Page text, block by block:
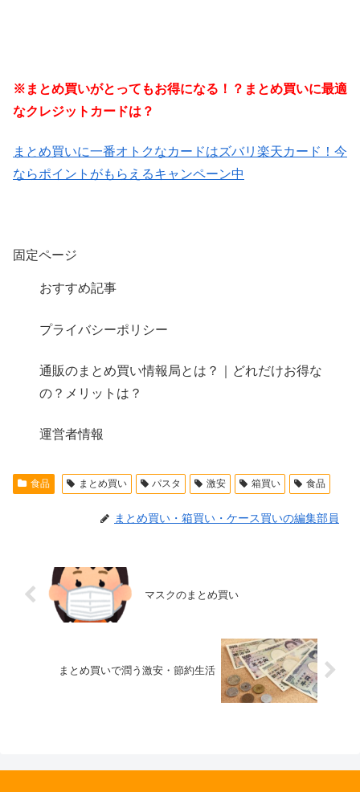
※まとめ買いがとってもお得になる！？まとめ買いに最適
なクレジットカードは？
まとめ買いに一番オトクなカードはズバリ楽天カード！今
ならポイントがもらえるキャンペーン中
固定ページ
おすすめ記事
プライバシーポリシー
通販のまとめ買い情報局とは？｜どれだけお得な
の？メリットは？
運営者情報
食品 まとめ買い パスタ 激安 箱買い 食品
まとめ買い・箱買い・ケース買いの編集部員
マスクのまとめ買い
まとめ買いで潤う激安・節約生活